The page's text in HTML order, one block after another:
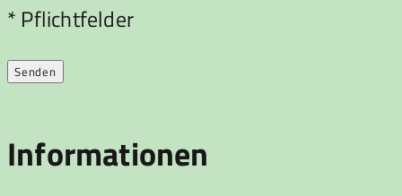
Bitte lasse dieses Feld leer.
* Pflichtfelder
Informationen